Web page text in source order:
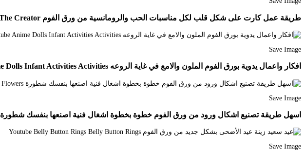
طريقة عمل كارت على شكل قلب لكل مناسبات الحب والرومانسية من ورق الفوم Youtube The Creator
Save Image
افكار واعمال يدوية بورق الفوم الملون والامع في غاية الروعه Youtube Anime Dolls Infant Activities Activities
Save Image
اسهل طريقة تصنيع اشكال ورود من ورق الفوم خطوة بخطوة اشغال فنية اصنعها بنفسك شطورة Youtube Rose Plants Flowers
Save Image